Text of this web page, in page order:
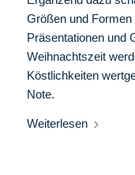
Größen und
Präsentationen und
Weihnachtszeit
Köstlichkeiten
Note.
Weiterlesen